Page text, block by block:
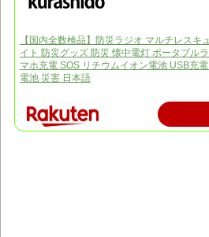
【国内全数検品】防災ラジオ マルチレスキ
イト 防災グッズ 防災 懐中電灯 ポータブル
マホ充電 SOS リチウムイオン電池 USB充
電池 災害 日本語